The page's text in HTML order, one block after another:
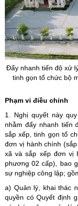
Đẩy nhanh tiến độ xử
tinh gọn tổ chức bộ
Phạm vi điều chỉnh
1. Nghị quyết này
nhằm đẩy nhanh tiến
sắp xếp, tinh gọn tổ
đơn vị hành chính
xã và sắp xếp đơn vị
phương 02 cấp), bao
sự nghiệp công lập;
a) Quản lý, khai thác
quyền có Quyết định